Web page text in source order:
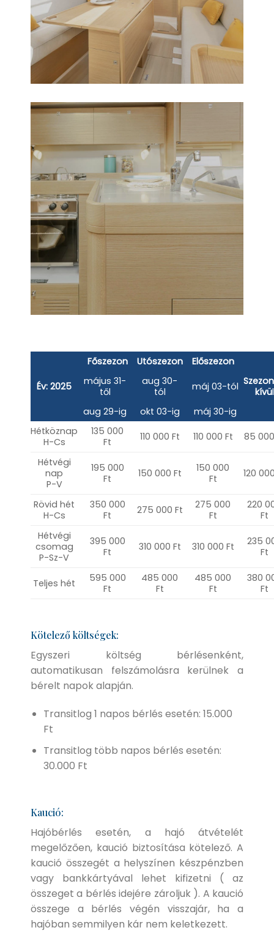
Év: 2025
Főszezon Utószezon
Előszezon
kívül
május 31-
től
aug 30-
tól
máj 03-tól
aug 29-ig okt 03-ig
máj 30-ig
Hétköznap
H-Cs
135 000
Ft
110 000 Ft 110 000 Ft 85
Hétvégi
nap
P-V
195 000
Ft
150 000 Ft
150 000
Ft
120
Rövid hét
H-Cs
350 000
Ft
275 000 Ft
275 000
Ft
220
Ft
Hétvégi
csomag
P-Sz-V
395 000
Ft
310 000 Ft 310 000 Ft
235
Ft
Teljes hét
595 000
Ft
485 000
Ft
485 000
Ft
380
Ft
Kötelező költségek:
Egyszeri költség bérlésenként,
automatikusan felszámolásra kerülnek a
bérelt napok alapján.
Transitlog 1 napos bérlés esetén: 15.000
Ft
Transitlog több napos bérlés esetén:
30.000 Ft
Kaució:
Hajóbérlés esetén, a hajó átvételét
megelőzően, kaució biztosítása kötelező. A
kaució összegét a helyszínen készpénzben
vagy bankkártyával lehet kifizetni ( az
összeget a bérlés idejére zároljuk ). A kaució
összege a bérlés végén visszajár, ha a
hajóban semmilyen kár nem keletkezett.